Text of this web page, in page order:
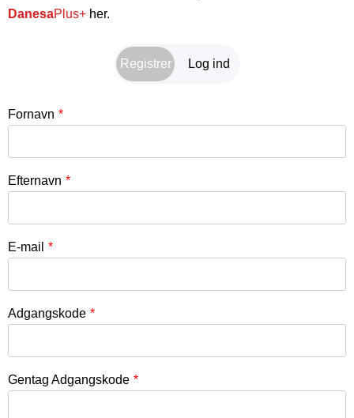
DanesaPlus+ her.
Registrer Log ind
Fornavn *
Efternavn *
E-mail *
Adgangskode *
Gentag Adgangskode *
E-mail
Adgangskode
Husk mig